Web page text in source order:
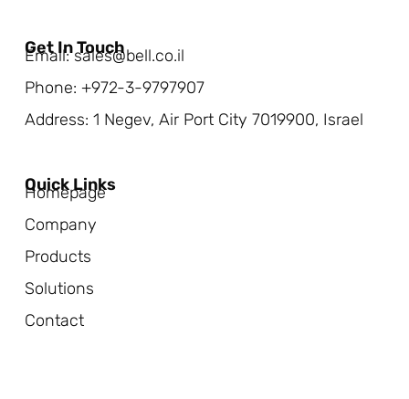
Quick Links
Homepage
Company
Products
Solutions
Contact
Get In Touch
Email: sales@bell.co.il
Phone: +972-3-9797907
Address: 1 Negev, Air Port City 7019900, Israel